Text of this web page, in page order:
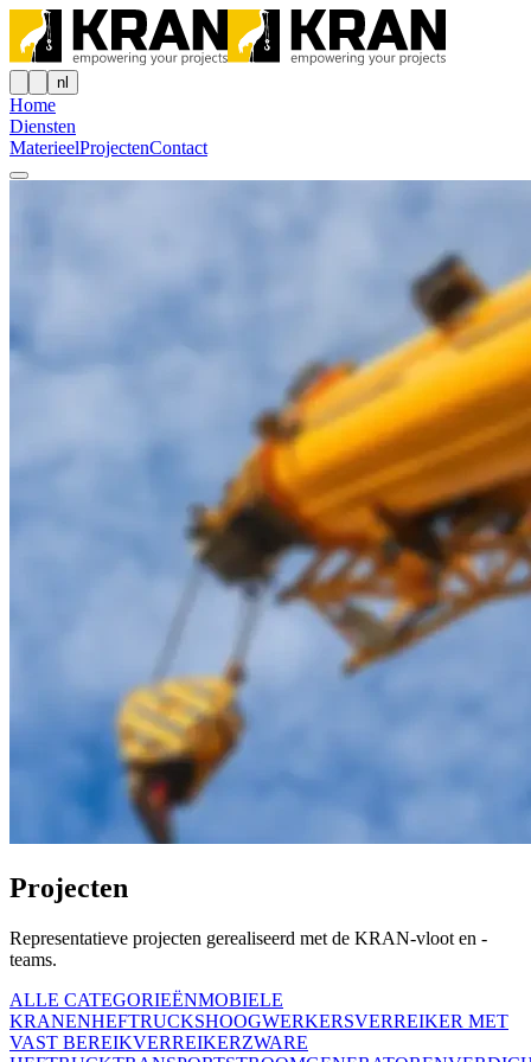
nl
Home
Diensten
MaterieelProjectenContact
Projecten
Representatieve projecten gerealiseerd met de KRAN-vloot en -
teams.
ALLE CATEGORIEËNMOBIELE
KRANENHEFTRUCKSHOOGWERKERSVERREIKER MET
VAST BEREIKVERREIKERZWARE